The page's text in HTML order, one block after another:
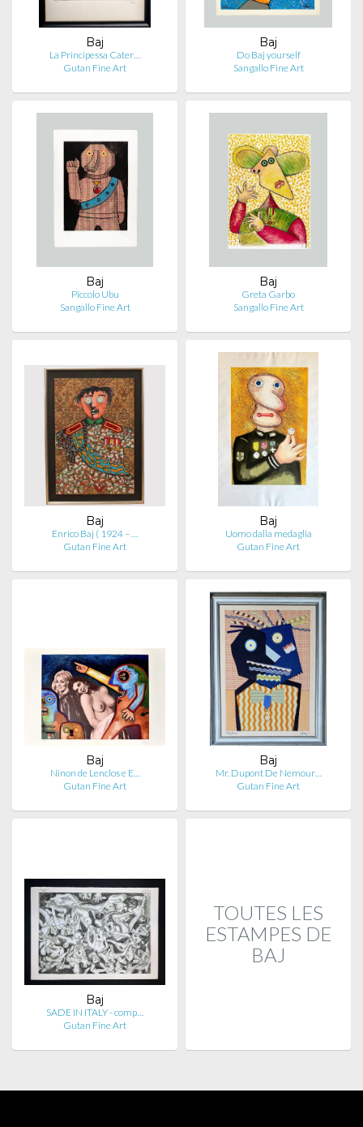
Baj
La Principessa Cater…
Gutan Fine Art
Baj
Do Baj yourself
Sangallo Fine Art
Baj
Piccolo Ubu
Sangallo Fine Art
Baj
Greta Garbo
Sangallo Fine Art
Baj
Enrico Baj ( 1924 – …
Gutan Fine Art
Baj
Uomo dalla medaglia
Gutan Fine Art
Baj
Ninon de Lenclos e E…
Gutan Fine Art
Baj
Mr. Dupont De Nemour…
Gutan Fine Art
Baj
SADE IN ITALY - comp…
Gutan Fine Art
TOUTES LES
ESTAMPES DE
BAJ